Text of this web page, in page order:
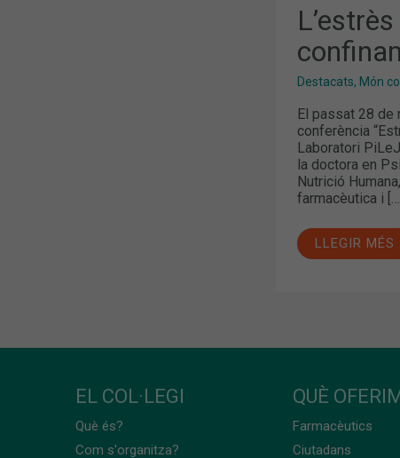
Destacats, Món
El passat 28 de
conferència
Laboratori
la doctora en
Nutrició
farmacèutica i […]
LLEGIR MÉS
EL COL·LEGI
Què és?
Com s'organitza?
QUÈ
Farmacèutics
Ciutadans